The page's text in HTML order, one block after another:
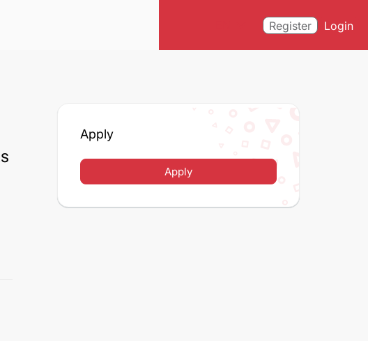
Register Login
Apply
Apply